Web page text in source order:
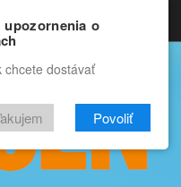
upozornenia o
chcete dostávať
Povoliť